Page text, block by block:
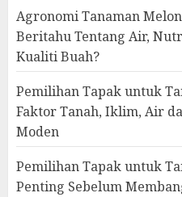
Agronomi Tanaman
Beritahu Tentang Air,
Kualiti Buah?
Pemilihan Tapak untuk
Faktor Tanah, Iklim, Air
Moden
Pemilihan Tapak untuk
Penting Sebelum